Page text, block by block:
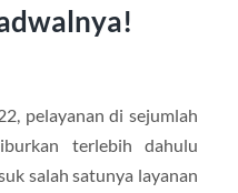
pelayanan di sejumlah
terlebih dahulu
salah satunya layanan